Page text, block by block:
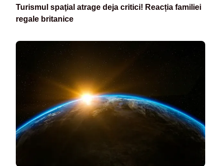
Turismul spaţial atrage deja critici! Reacția familiei
regale britanice